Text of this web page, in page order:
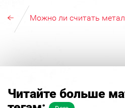
Можно ли считать
Читайте больше